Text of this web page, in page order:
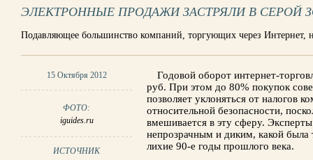
ЭЛЕКТРОННЫЕ ПРОДАЖИ ЗАСТРЯЛИ В СЕРОЙ
Подавляющее большинство компаний, торгующих через Интернет,
15 Октября 2012
ФОТО:
iguides.ru
ИСТОЧНИК
Годовой оборот интернет-
руб. При этом до 80% покупок
позволяет уклоняться от налогов
относительной безопасности,
вмешивается в эту сферу.
непрозрачным и диким, какой была
лихие 90-е годы прошлого века.